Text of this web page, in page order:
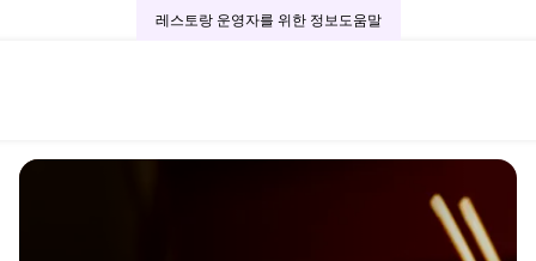
레스토랑 운영자를 위한 정보도움말